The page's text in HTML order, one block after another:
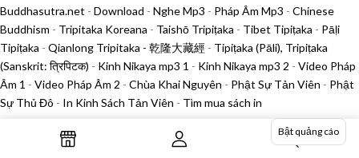
Bật quảng cáo
Buddhasutra.net - Download - Nghe Mp3 - Pháp Âm Mp3 - Chinese
Buddhism - Tripitaka Koreana - Taishō Tripiṭaka - Tibet Tipiṭaka - Pāḷi
Tipiṭaka - Qianlong Tripitaka - 乾隆大藏經 - Tipiṭaka (Pāli), Tripiṭaka
(Sanskrit: त्रिपिटक) - Kinh Nikaya mp3 1 - Kinh Nikaya mp3 2 - Video Pháp
Âm 1 - Video Pháp Âm 2 - Chùa Khai Nguyên - Phật Sự Tản Viên - Phật
Sự Thủ Đô - In Kinh Sách Tản Viên - Tìm mua sách in